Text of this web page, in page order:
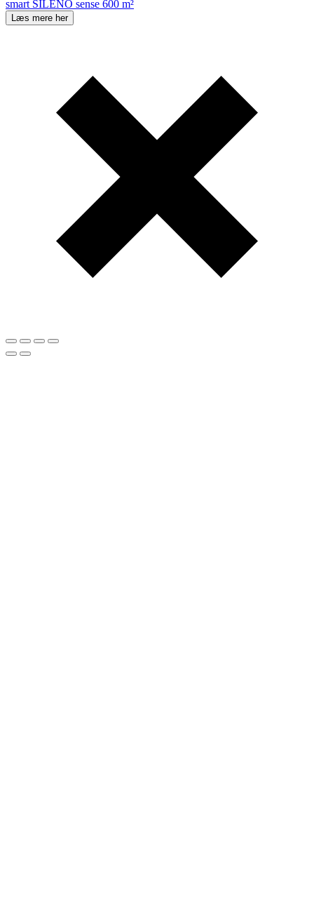
smart SILENO sense 600 m²
Læs mere her